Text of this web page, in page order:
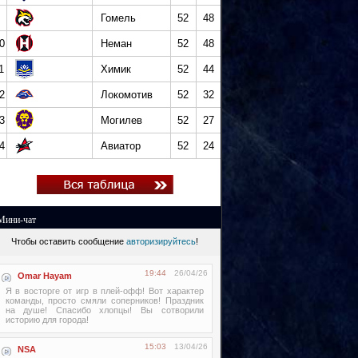
Гомель 52 48
Неман 52 48
Химик 52 44
Локомотив 52 32
Могилев 52 27
Авиатор 52 24
чат
Чтобы оставить сообщение авторизируйтесь!
Omar Hayam 26/04/26
19:44
Я в восторге от игр в плей-офф! Вот характер
команды, просто смяли соперников! Праздник
на душе! Спасибо хлопцы! Вы сотворили
историю для города!
NSA 13/04/26
15:03